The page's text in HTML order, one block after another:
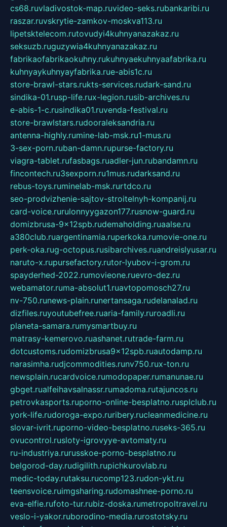
cs68.ruvladivostok-map.ruvideo-seks.rubankaribi.ru
raszar.ruvskrytie-zamkov-moskva113.ru
lipetsktelecom.rutovudyi4kuhnyanazakaz.ru
seksuzb.ruguzywia4kuhnyanazakaz.ru
fabrikaofabrikaokuhny.rukuhnyaekuhnyaafabrika.ru
kuhnyaykuhnyayfabrika.rue-abis1c.ru
store-brawl-stars.rukts-services.rudark-sand.ru
sindika-01.rusp-life.rux-legion.rusib-archives.ru
e-abis-1-c.rusindika01.ruvenda-festival.ru
store-brawlstars.rudooraleksandria.ru
antenna-highly.rumine-lab-msk.ru1-mus.ru
3-sex-porn.ruban-damn.rupurse-factory.ru
viagra-tablet.rufasbags.ruadler-jun.rubandamn.ru
fincontech.ru3sexporn.ru1mus.rudarksand.ru
rebus-toys.ruminelab-msk.rurtdco.ru
seo-prodvizhenie-sajtov-stroitelnyh-kompanij.ru
card-voice.rurulonnyygazon177.rusnow-guard.ru
domizbrusa-9x12spb.rudemaholding.ruaalse.ru
a380club.ruargentinamia.ruperkoka.rumovie-one.ru
perk-oka.rug-octopus.rusibarchives.ruandreislyusar.ru
naruto-x.rupursefactory.rutor-lyubov-i-grom.ru
spayderhed-2022.rumovieone.ruevro-dez.ru
webamator.ruma-absolut1.ruavtopomosch27.ru
nv-750.runews-plain.runertansaga.rudelanalad.ru
dizfiles.ruyoutubefree.ruaria-family.ruroadli.ru
planeta-samara.rumysmartbuy.ru
matrasy-kemerovo.ruashanet.rutrade-farm.ru
dotcustoms.rudomizbrusa9x12spb.ruautodamp.ru
narasimha.rudjcommodities.runv750.rux-ton.ru
newsplain.rucardvoice.rumodopaper.rumanunae.ru
gbget.rualfeihavsalnassr.rumadoma.rutajuncos.ru
petrovkasports.ruporno-online-besplatno.rusplclub.ru
york-life.rudoroga-expo.ruribery.rucleanmedicine.ru
slovar-ivrit.ruporno-video-besplatno.ruseks-365.ru
ovucontrol.rusloty-igrovyye-avtomaty.ru
ru-industriya.rurusskoe-porno-besplatno.ru
belgorod-day.rudigilith.rupichkurovlab.ru
medic-today.rutaksu.rucomp123.rudon-ykt.ru
teensvoice.ruimgsharing.rudomashnee-porno.ru
eva-elfie.rufoto-tur.rubiz-doska.rumetropoltravel.ru
veslo-i-yakor.ruborodino-media.rurostotsky.ru